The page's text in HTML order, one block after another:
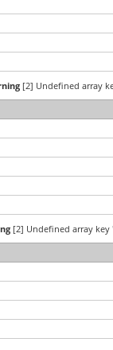
[2] Undefined array
[2] Undefined array key